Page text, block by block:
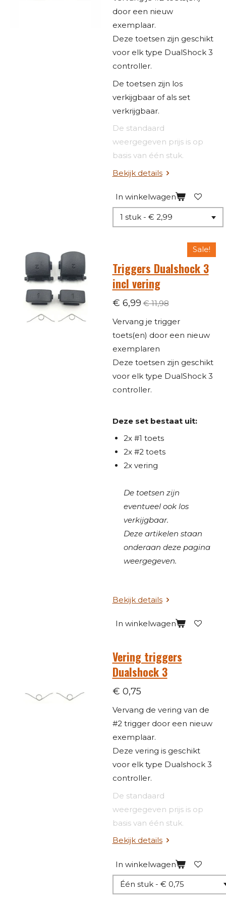
door een nieuw
exemplaar.
​Deze toetsen zijn geschikt
voor elk type DualShock 3
controller.
De toetsen zijn los
verkijgbaar of als set
verkrijgbaar.
De standaard
weergegeven prijs is op
basis van één stuk.
Bekijk details
In winkelwagen
Sale!
Triggers Dualshock 3
incl vering
€ 6,99 € 11,98
Vervang je trigger
toets(en) door een nieuw
exemplaren
​Deze toetsen zijn geschikt
voor elk type DualShock 3
controller.
Deze set bestaat uit:
2x #1 toets
2x #2 toets
2x vering
De toetsen zijn
eventueel ook los
verkijgbaar.
Deze artikelen staan
onderaan deze pagina
weergegeven.
Bekijk details
In winkelwagen
Vering triggers
Dualshock 3
€ 0,75
Vervang de vering van de
#2 trigger door een nieuw
exemplaar.
Deze vering is geschikt
voor elk type Dualshock 3
controller.
De standaard
weergegeven prijs is op
basis van één stuk.
Bekijk details
In winkelwagen